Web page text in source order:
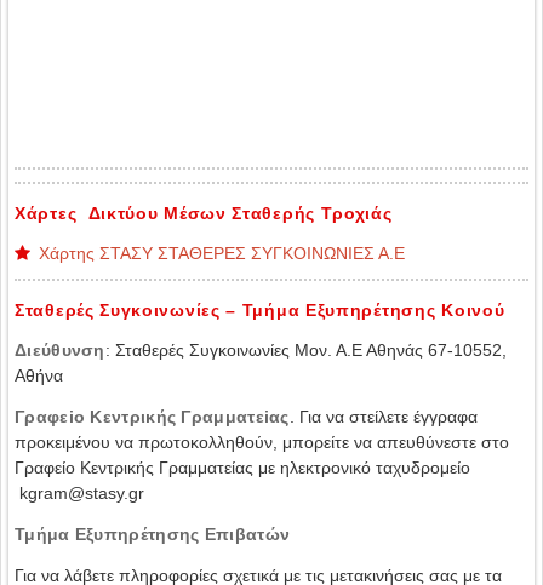
Χάρτες Δικτύου Μέσων Σταθερής Τροχιάς
Χάρτης ΣΤΑΣΥ ΣΤΑΘΕΡΕΣ ΣΥΓΚΟΙΝΩΝΙΕΣ Α.Ε
Σταθερές Συγκοινωνίες – Τμήμα Εξυπηρέτησης Κοινού
Διεύθυνση: Σταθερές Συγκοινωνίες Μον. Α.Ε Αθηνάς 67-10552,
Αθήνα
Γραφεiο Κεντρικής Γραμματεiας . Για να στείλετε έγγραφα
προκειμένου να πρωτοκολληθούν, μπορείτε να απευθύνεστε στο
Γραφείο Κεντρικής Γραμματείας με ηλεκτρονικό ταχυδρομείο
kgram@stasy.gr
Τμήμα Εξυπηρέτησης Επιβατών
Για να λάβετε πληροφορίες σχετικά με τις μετακινήσεις σας με τα